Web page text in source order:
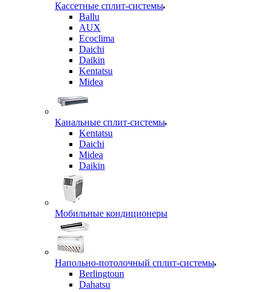
Кассетные сплит-системы
Ballu
AUX
Ecoclima
Daichi
Daikin
Kentatsu
Midea
Канальные сплит-системы
Kentatsu
Daichi
Midea
Daikin
Мобильные кондиционеры
Напольно-потолочный сплит-системы
Berlingtoun
Dahatsu